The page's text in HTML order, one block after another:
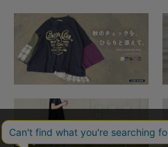
当サイトではユーザーの利便性向上
ます。